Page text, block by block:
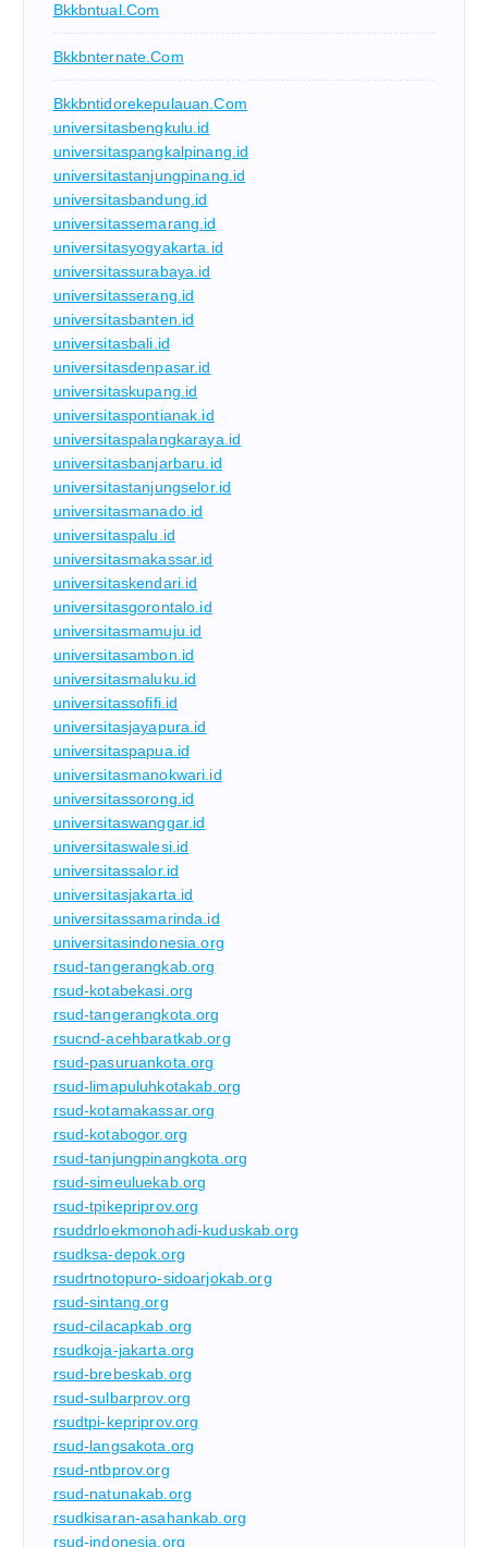
Bkkbntual.com
Bkkbnternate.com
Bkkbntidorekepulauan.com
universitasbengkulu.id
universitaspangkalpinang.id
universitastanjungpinang.id
universitasbandung.id
universitassemarang.id
universitasyogyakarta.id
universitassurabaya.id
universitasserang.id
universitasbanten.id
universitasbali.id
universitasdenpasar.id
universitaskupang.id
universitaspontianak.id
universitaspalangkaraya.id
universitasbanjarbaru.id
universitastanjungselor.id
universitasmanado.id
universitaspalu.id
universitasmakassar.id
universitaskendari.id
universitasgorontalo.id
universitasmamuju.id
universitasambon.id
universitasmaluku.id
universitassofifi.id
universitasjayapura.id
universitaspapua.id
universitasmanokwari.id
universitassorong.id
universitaswanggar.id
universitaswalesi.id
universitassalor.id
universitasjakarta.id
universitassamarinda.id
universitasindonesia.org
rsud-tangerangkab.org
rsud-kotabekasi.org
rsud-tangerangkota.org
rsucnd-acehbaratkab.org
rsud-pasuruankota.org
rsud-limapuluhkotakab.org
rsud-kotamakassar.org
rsud-kotabogor.org
rsud-tanjungpinangkota.org
rsud-simeuluekab.org
rsud-tpikepriprov.org
rsuddrloekmonohadi-kuduskab.org
rsudksa-depok.org
rsudrtnotopuro-sidoarjokab.org
rsud-sintang.org
rsud-cilacapkab.org
rsudkoja-jakarta.org
rsud-brebeskab.org
rsud-sulbarprov.org
rsudtpi-kepriprov.org
rsud-langsakota.org
rsud-ntbprov.org
rsud-natunakab.org
rsudkisaran-asahankab.org
rsud-indonesia.org